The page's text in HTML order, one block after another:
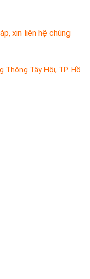
xin liên hệ chúng
Thông Tây Hội, TP. Hồ